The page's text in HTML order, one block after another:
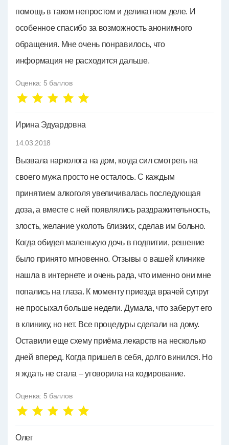
помощь в таком непростом и деликатном деле. И
особенное спасибо за возможность анонимного
обращения. Мне очень понравилось, что
информация не расходится дальше.
Оценка: 5 баллов
Ирина Эдуардовна
14.03.2018
Вызвала нарколога на дом, когда сил смотреть на
своего мужа просто не осталось. С каждым
принятием алкоголя увеличивалась последующая
доза, а вместе с ней появлялись раздражительность,
злость, желание уколоть близких, сделав им больно.
Когда обидел маленькую дочь в подпитии, решение
было принято мгновенно. Отзывы о вашей клинике
нашла в интернете и очень рада, что именно они мне
попались на глаза. К моменту приезда врачей супруг
не просыхал больше недели. Думала, что заберут его
в клинику, но нет. Все процедуры сделали на дому.
Оставили еще схему приёма лекарств на несколько
дней вперед. Когда пришел в себя, долго винился. Но
я ждать не стала – уговорила на кодирование.
Оценка: 5 баллов
Олег